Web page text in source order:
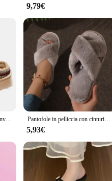
9,79€
NUOVE pantofole da donna invernali interni in peluche suola antiscivolo fondo spesso ricama pantofole calde alla moda da utilizzare per interni ed esterni Pantofole in pelliccia con cinturino incrociato alla moda da donna Pantofole da casa in peluche calde e leggere per interni Donna Scivoli da coppia con tacco piatto in pelliccia sintetica Taglie forti 43
5,93€